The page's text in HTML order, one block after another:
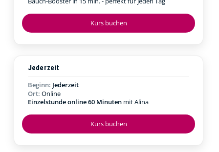
Kurs buchen
Kurs buchen
Jederzeit
Beginn: Jederzeit
Ort: Online
Einzelstunde online 60 Minuten mit Alina